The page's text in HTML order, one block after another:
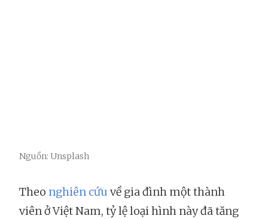
Nguồn: Unsplash
Theo nghiên cứu về gia đình một thành
viên ở Việt Nam, tỷ lệ loại hình này đã tăng